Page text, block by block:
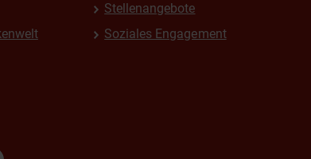
Stellenangebote
Soziales Engagement